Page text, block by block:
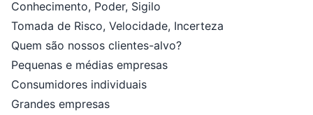
Conhecimento, Poder, Sigilo
Tomada de Risco, Velocidade, Incerteza
Quem são nossos clientes-alvo?
Pequenas e médias empresas
Consumidores individuais
Grandes empresas